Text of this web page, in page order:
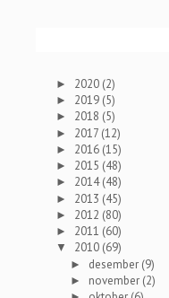
► 2020 (2)
► 2019 (5)
► 2018 (5)
► 2017 (12)
► 2016 (15)
► 2015 (48)
► 2014(48)
► 2013 (45)
► 2012 (80)
► 2011 (60)
▼ 2010 (69)
► desember (9)
► november (2)